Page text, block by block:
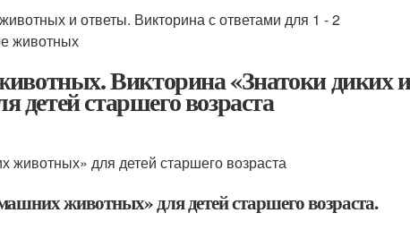
Викторина «Знатоки диких и
старшего возраста
животных» для детей старшего возраста
животных» для детей старшего возраста.